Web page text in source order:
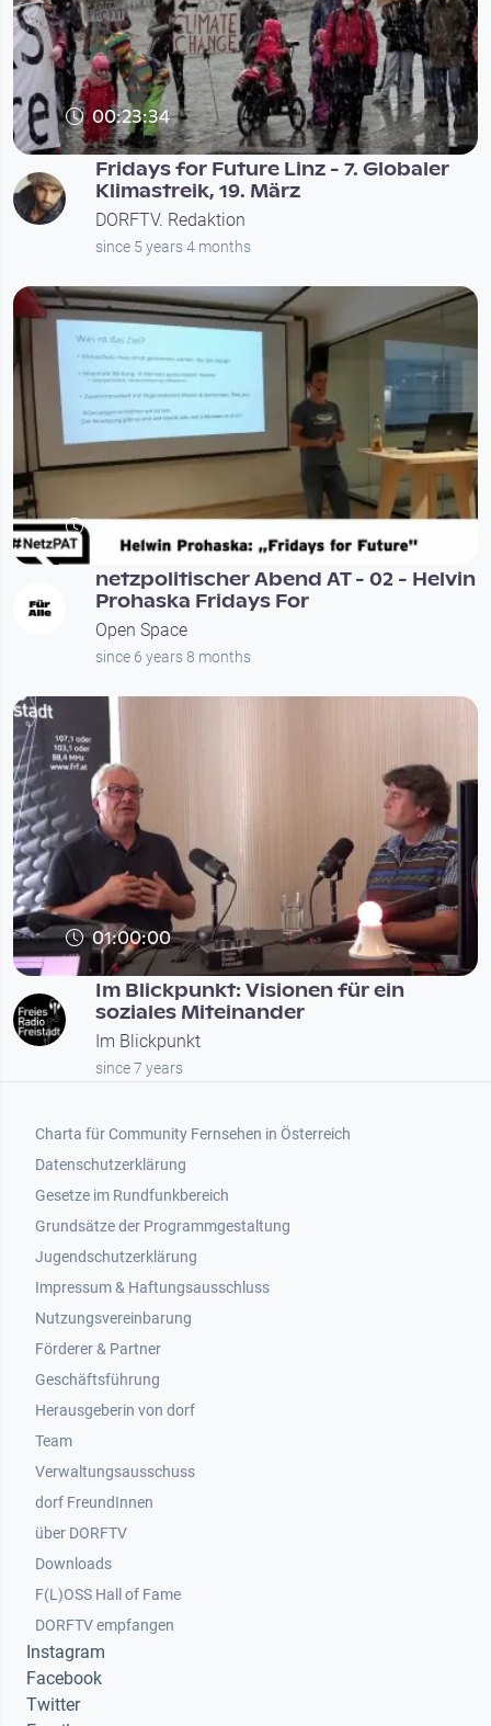
00:23:34
Fridays for Future Linz - 7. Globaler
Klimastreik, 19. März
DORFTV. Redaktion
since 5 years 4 months
00:29:58
netzpolitischer Abend AT - 02 - Helvin
Prohaska Fridays For
Open Space
since 6 years 8 months
01:00:00
Im Blickpunkt: Visionen für ein
soziales Miteinander
Im Blickpunkt
since 7 years
Footer 1
Charta für Community Fernsehen in Österreich
Datenschutzerklärung
Gesetze im Rundfunkbereich
Grundsätze der Programmgestaltung
Jugendschutzerklärung
Impressum & Haftungsausschluss
Nutzungsvereinbarung
Footer 2
Förderer & Partner
Geschäftsführung
Herausgeberin von dorf
Team
Verwaltungsausschuss
dorf FreundInnen
Footer 3
über DORFTV
Downloads
F(L)OSS Hall of Fame
Footer 4
DORFTV empfangen
Instagram
Facebook
Twitter